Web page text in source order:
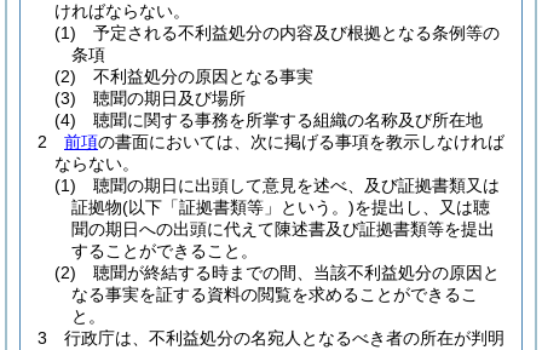
ければならない。
(1)
予定される不利益処分の内容及び根拠となる条例等の
条項
(2)
不利益処分の原因となる事実
(3)
聴聞の期日及び場所
(4)
聴聞に関する事務を所掌する組織の名称及び所在地
2
前項の書面においては、次に掲げる事項を教示しなければ
ならない。
(1)
聴聞の期日に出頭して意見を述べ、及び証拠書類又は
証拠物(以下「証拠書類等」という。)を提出し、又は聴
聞の期日への出頭に代えて陳述書及び証拠書類等を提出
することができること。
(2)
聴聞が終結する時までの間、当該不利益処分の原因と
なる事実を証する資料の閲覧を求めることができるこ
と。
3
行政庁は、不利益処分の名宛人となるべき者の所在が判明